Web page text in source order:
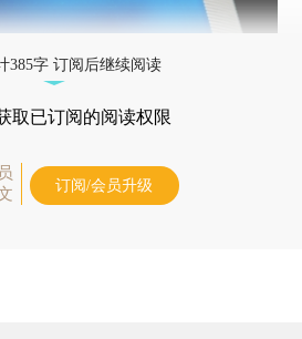
385字 订阅后继续阅读
取已订阅的阅读权限
订阅/会员升级